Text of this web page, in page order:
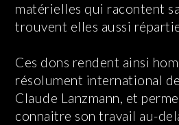
matérielles qui racontent
trouvent elles aussi
Ces dons rendent ainsi
résolument international
Claude Lanzmann, et
connaitre son travail au-